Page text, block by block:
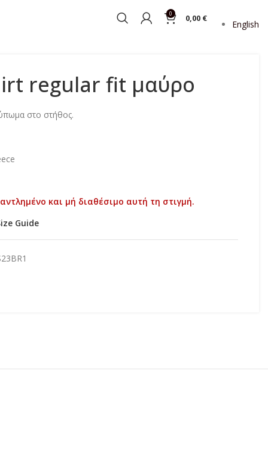
0 0,00 €
English
regular fit μαύρο
στο στήθος.
και μή διαθέσιμο αυτή τη στιγμή.
Guide